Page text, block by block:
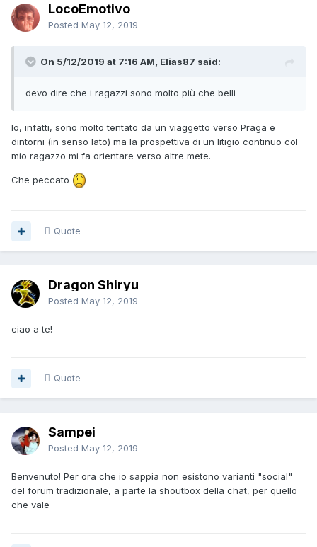
LocoEmotivo
Posted May 12, 2019
On 5/12/2019 at 7:16 AM, Elias87 said:
devo dire che i ragazzi sono molto più che belli
Io, infatti, sono molto tentato da un viaggetto verso Praga e
dintorni (in senso lato) ma la prospettiva di un litigio continuo col
mio ragazzo mi fa orientare verso altre mete.
Che peccato
Quote
Dragon Shiryu
Posted May 12, 2019
ciao a te!
Quote
Sampei
Posted May 12, 2019
Benvenuto! Per ora che io sappia non esistono varianti "social"
del forum tradizionale, a parte la shoutbox della chat, per quello
che vale